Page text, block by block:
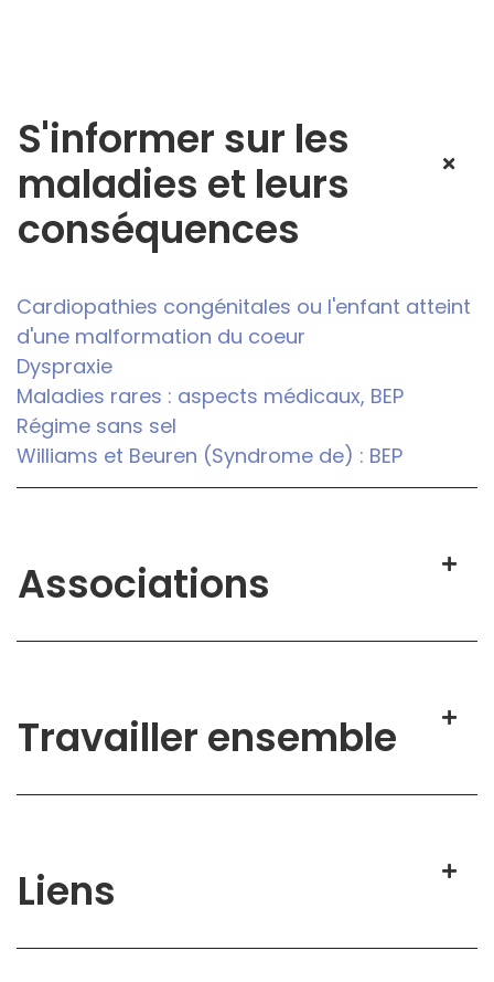
S'informer sur les
maladies et leurs
conséquences
Cardiopathies congénitales ou l'enfant atteint
d'une malformation du coeur
Dyspraxie
Maladies rares : aspects médicaux, BEP
Régime sans sel
Williams et Beuren (Syndrome de) : BEP
Associations
Travailler ensemble
Liens